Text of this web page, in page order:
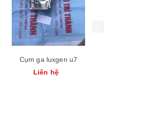
Cụm ga luxgen u7
Liên hệ